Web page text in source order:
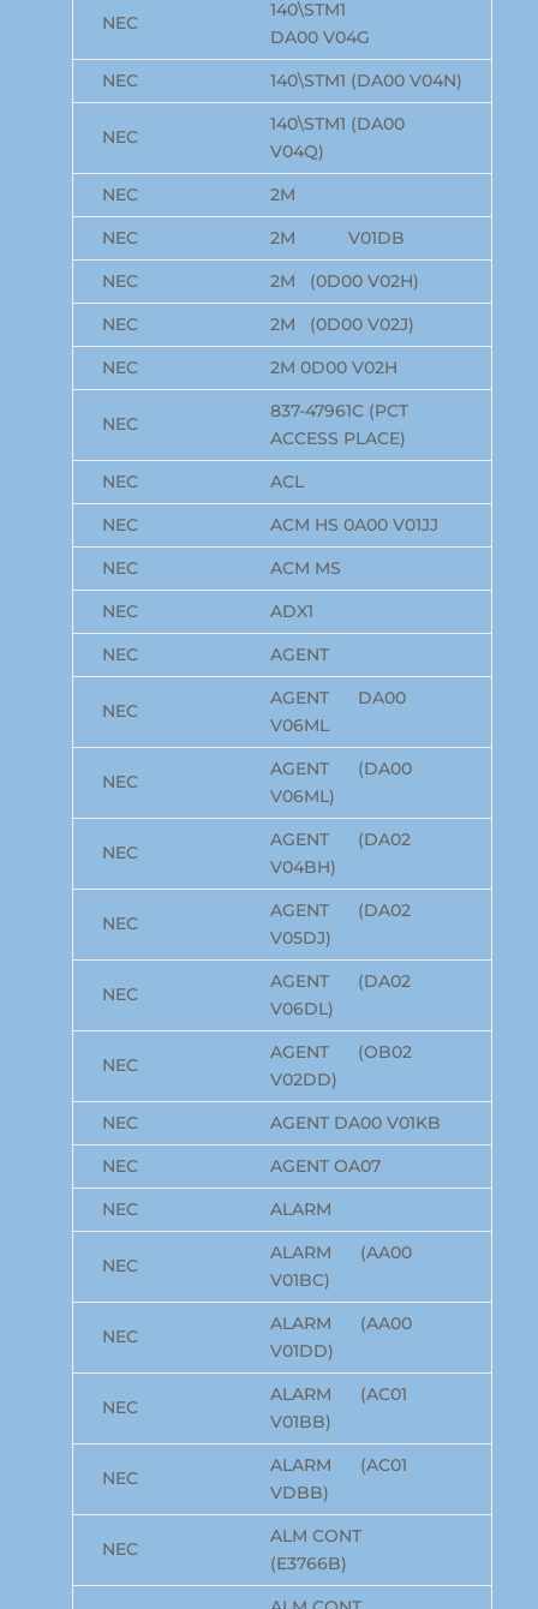
NEC
140\STM1
DA00 V04G
NEC
140\STM1 (DA00 V04N)
NEC
140\STM1 (DA00
V04Q)
NEC
2M
NEC
2M V01DB
NEC
2M (0D00 V02H)
NEC
2M (0D00 V02J)
NEC
2M 0D00 V02H
NEC
837-47961C (PCT
ACCESS PLACE)
NEC
ACL
NEC
ACM HS 0A00 V01JJ
NEC
ACM MS
NEC
ADX1
NEC
AGENT
NEC
AGENT DA00
V06ML
NEC
AGENT (DA00
V06ML)
NEC
AGENT (DA02
V04BH)
NEC
AGENT (DA02
V05DJ)
NEC
AGENT (DA02
V06DL)
NEC
AGENT (OB02
V02DD)
NEC
AGENT DA00 V01KB
NEC
AGENT OA07
NEC
ALARM
NEC
ALARM (AA00
V01BC)
NEC
ALARM (AA00
V01DD)
NEC
ALARM (AC01
V01BB)
NEC
ALARM (AC01
VDBB)
NEC
ALM CONT
(E3766B)